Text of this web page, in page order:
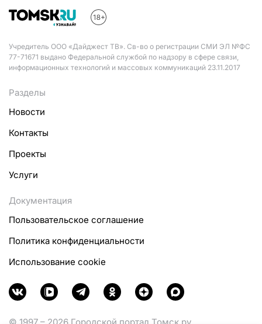
Учредитель ООО «Дайджест ТВ». Св-во о регистрации СМИ ЭЛ №ФС
77-71671 выдано Федеральной службой по надзору в сфере связи,
информационных технологий и массовых коммуникаций 23.11.2017
Разделы
Новости
Контакты
Проекты
Услуги
Документация
Пользовательское соглашение
Политика конфиденциальности
Использование cookie